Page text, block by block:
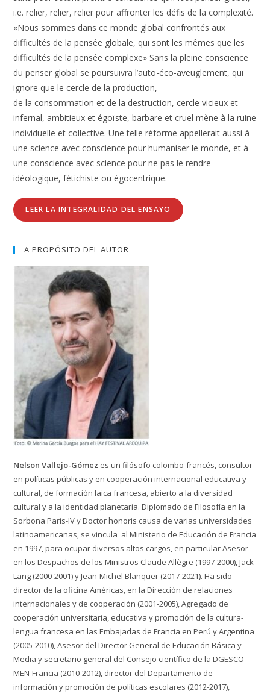
i.e. relier, relier, relier pour affronter les défis de la complexité.
«Nous sommes dans ce monde global confrontés aux
difficultés de la pensée globale, qui sont les mêmes que les
difficultés de la pensée complexe» Sans la pleine conscience
du penser global se poursuivra l’auto-éco-aveuglement, qui
ignore que le cercle de la production,
de la consommation et de la destruction, cercle vicieux et
infernal, ambitieux et égoïste, barbare et cruel mène à la ruine
individuelle et collective. Une telle réforme appellerait aussi à
une science avec conscience pour humaniser le monde, et à
une conscience avec science pour ne pas le rendre
idéologique, fétichiste ou égocentrique.
LEER LA INTEGRALIDAD DEL ENSAYO
A PROPÓSITO DEL AUTOR
Nelson Vallejo-Gómez es un filósofo colombo-francés, consultor
en políticas públicas y en cooperación internacional educativa y
cultural, de formación laica francesa, abierto a la diversidad
cultural y a la identidad planetaria. Diplomado de Filosofía en la
Sorbona Paris-IV y Doctor honoris causa de varias universidades
latinoamericanas, se vincula al Ministerio de Educación de Francia
en 1997, para ocupar diversos altos cargos, en particular Asesor
en los Despachos de los Ministros Claude Allègre (1997-2000), Jack
Lang (2000-2001) y Jean-Michel Blanquer (2017-2021). Ha sido
director de la oficina Américas, en la Dirección de relaciones
internacionales y de cooperación (2001-2005), Agregado de
cooperación universitaria, educativa y promoción de la cultura-
lengua francesa en las Embajadas de Francia en Perú y Argentina
(2005-2010), Asesor del Director General de Educación Básica y
Media y secretario general del Consejo científico de la DGESCO-
MEN-Francia (2010-2012), director del Departamento de
información y promoción de políticas escolares (2012-2017),